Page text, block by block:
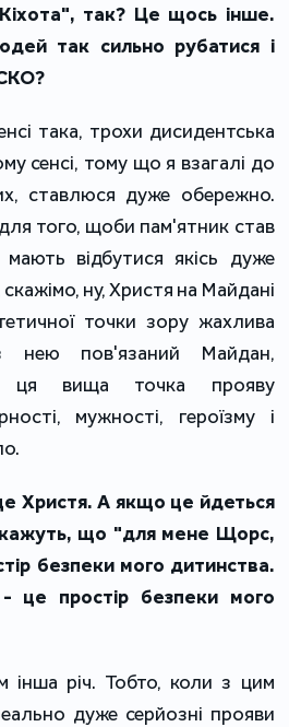
так? Це щось інше.
так сильно рубатися і
така, трохи дисидентська
сенсі, тому що я взагалі до
ставлюся дуже обережно.
того, щоби пам'ятник став
відбутися якісь дуже
скажімо, ну, Христя на Майдані
точки зору жахлива
нею пов'язаний Майдан,
ця вища точка прояву
мужності, героїзму і
Христя. А якщо це йдеться
що "для мене Щорс,
безпеки мого дитинства.
простір безпеки мого
інша річ. Тобто, коли з цим
дуже серйозні прояви